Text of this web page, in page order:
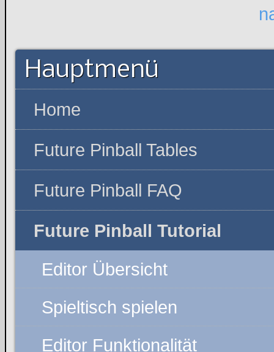
Hauptmenü
Home
Future Pinball Tables
Future Pinball FAQ
Future Pinball Tutorial
Editor Übersicht
Spieltisch spielen
Editor Funktionalität